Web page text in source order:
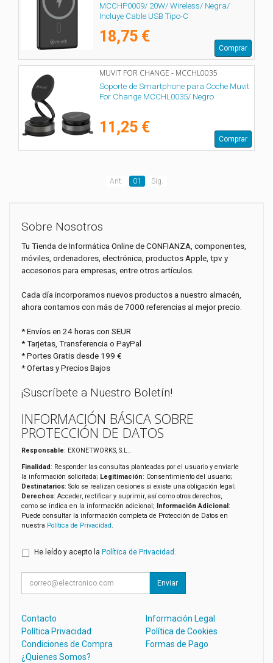
MCCHP0009/ 20W/ Wireless/ Negra/
Incluye Cable USB Tipo-C
18,75 €
Comprar
MUVIT FOR CHANGE - MCCHL0035
Soporte de Smartphone para Coche Muvit
For Change MCCHL0035/ Negro
11,25 €
Comprar
Ant. 01 Sig.
Sobre Nosotros
Tu Tienda de Informática Online de CONFIANZA, componentes,
móviles, ordenadores, electrónica, productos Apple, tpv y
accesorios para empresas, entre otros artículos.
Cada día incorporamos nuevos productos a nuestro almacén,
ahora contamos con más de 7000 referencias al mejor precio.
* Envíos en 24 horas con SEUR
* Tarjetas, Transferencia o PayPal
* Portes Gratis desde 199 €
* Ofertas y Precios Bajos
¡Suscríbete a Nuestro Boletín!
INFORMACIÓN BÁSICA SOBRE
PROTECCIÓN DE DATOS
Responsable: EXONETWORKS, S.L..
Finalidad: Responder las consultas planteadas por el usuario y enviarle
la información solicitada; Legitimación: Consentimiento del usuario;
Destinatarios: Solo se realizan cesiones si existe una obligación legal;
Derechos: Acceder, rectificar y suprimir, así como otros derechos,
como se indica en la información adicional; Información Adicional:
Puede consultar la información completa de Protección de Datos en
nuestra Política de Privacidad.
He leído y acepto la Política de Privacidad .
Enviar
Contacto
Información Legal
Política Privacidad
Política de Cookies
Condiciones de Compra
Formas de Pago
¿Quienes Somos?